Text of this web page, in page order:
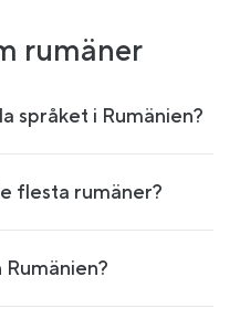
rumäner
språket i Rumänien?
flesta rumäner?